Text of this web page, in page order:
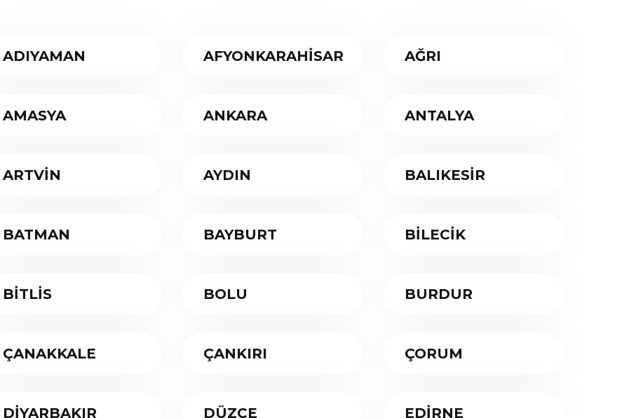
ADIYAMAN AFYONKARAHİSAR AĞRI
AMASYA ANKARA ANTALYA
ARTVİN AYDIN BALIKESİR
BATMAN BAYBURT BİLECİK
BİTLİS BOLU BURDUR
ÇANAKKALE ÇANKIRI ÇORUM
DİYARBAKIR DÜZCE EDİRNE